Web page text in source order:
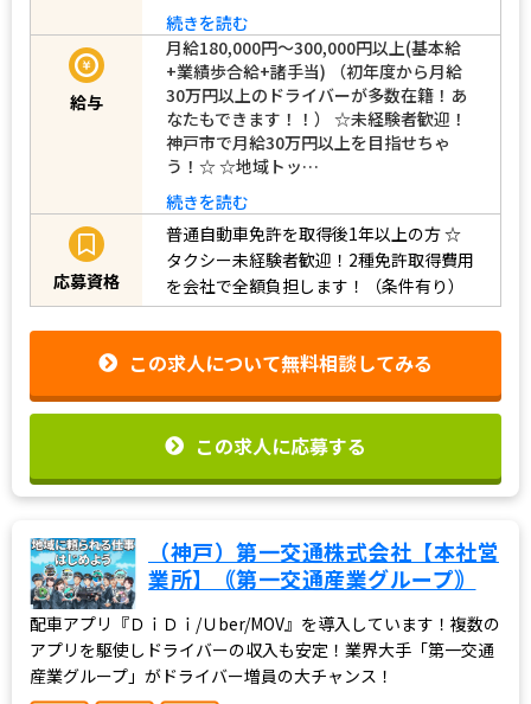
続きを読む
給与
月給180,000円～300,000円以上(基本給
+業績歩合給+諸手当) （初年度から月給
30万円以上のドライバーが多数在籍！あ
なたもできます！！） ☆未経験者歓迎！
神戸市で月給30万円以上を目指せちゃ
う！☆ ☆地域トッ…
続きを読む
応募資格
普通自動車免許を取得後1年以上の方☆
タクシー未経験者歓迎！2種免許取得費用
を会社で全額負担します！（条件有り）
この求人について無料相談してみる
この求人に応募する
（神戸）第一交通株式会社【本社営
業所】｟第一交通産業グループ｠
配車アプリ『ＤｉＤｉ/Ｕber/MOV』を導入しています！複数の
アプリを駆使しドライバーの収入も安定！業界大手「第一交通
産業グループ」がドライバー増員の大チャンス！